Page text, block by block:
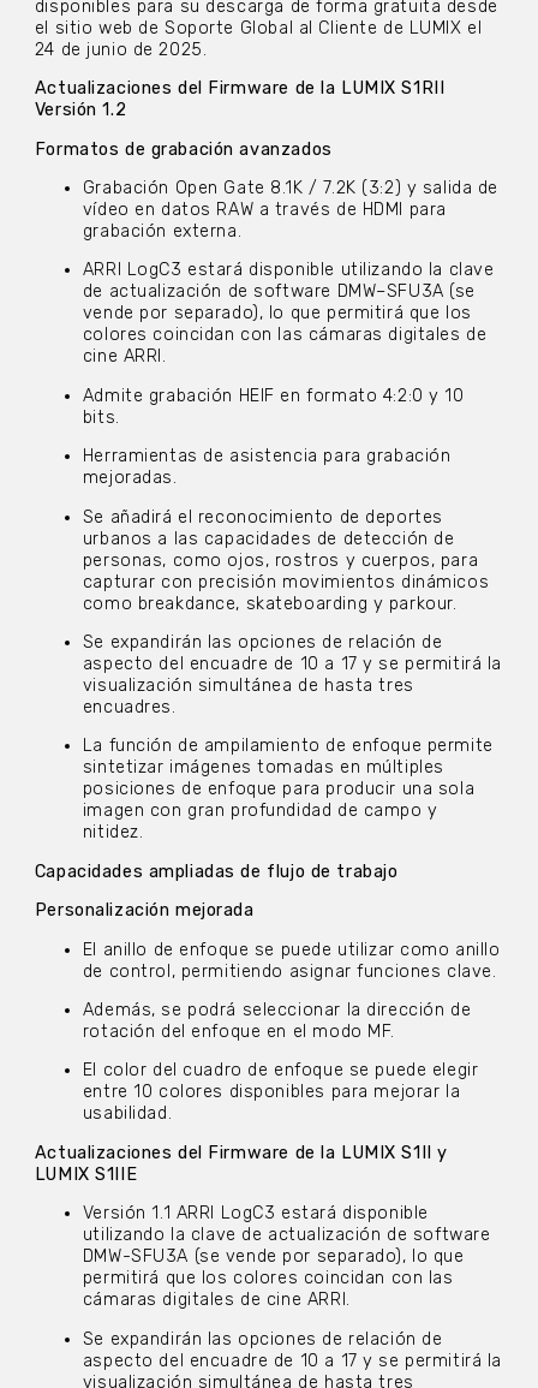
disponibles para su descarga de forma gratuita desde
el sitio web de Soporte Global al Cliente de LUMIX el
24 de junio de 2025.
Actualizaciones del Firmware de la LUMIX S1RII
Versión 1.2
Formatos de grabación avanzados
Grabación Open Gate 8.1K / 7.2K (3:2) y salida de
vídeo en datos RAW a través de HDMI para
grabación externa.
ARRI LogC3 estará disponible utilizando la clave
de actualización de software DMW–SFU3A (se
vende por separado), lo que permitirá que los
colores coincidan con las cámaras digitales de
cine ARRI.
Admite grabación HEIF en formato 4:2:0 y 10
bits.
Herramientas de asistencia para grabación
mejoradas.
Se añadirá el reconocimiento de deportes
urbanos a las capacidades de detección de
personas, como ojos, rostros y cuerpos, para
capturar con precisión movimientos dinámicos
como breakdance, skateboarding y parkour.
Se expandirán las opciones de relación de
aspecto del encuadre de 10 a 17 y se permitirá la
visualización simultánea de hasta tres
encuadres.
La función de ampilamiento de enfoque permite
sintetizar imágenes tomadas en múltiples
posiciones de enfoque para producir una sola
imagen con gran profundidad de campo y
nitidez.
Capacidades ampliadas de flujo de trabajo
Personalización mejorada
El anillo de enfoque se puede utilizar como anillo
de control, permitiendo asignar funciones clave.
Además, se podrá seleccionar la dirección de
rotación del enfoque en el modo MF.
El color del cuadro de enfoque se puede elegir
entre 10 colores disponibles para mejorar la
usabilidad.
Actualizaciones del Firmware de la LUMIX S1II y
LUMIX S1IIE
Versión 1.1 ARRI LogC3 estará disponible
utilizando la clave de actualización de software
DMW-SFU3A (se vende por separado), lo que
permitirá que los colores coincidan con las
cámaras digitales de cine ARRI.
Se expandirán las opciones de relación de
aspecto del encuadre de 10 a 17 y se permitirá la
visualización simultánea de hasta tres